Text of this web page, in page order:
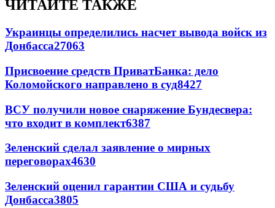
ЧИТАЙТЕ ТАКЖЕ
Украинцы определились насчет вывода войск из
Донбасса27063
Присвоение средств ПриватБанка: дело
Коломойского направлено в суд8427
ВСУ получили новое снаряжение Бундесвера:
что входит в комплект6387
Зеленский сделал заявление о мирных
переговорах4630
Зеленский оценил гарантии США и судьбу
Донбасса3805